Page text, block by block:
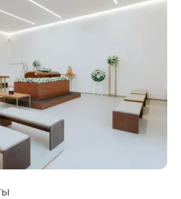
ЗАЛЫ
траурных мероприятий